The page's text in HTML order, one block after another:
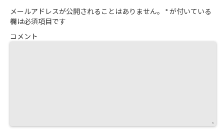
メールアドレスが公開されることはありません。 *が付いている
欄は必須項目です
コメント